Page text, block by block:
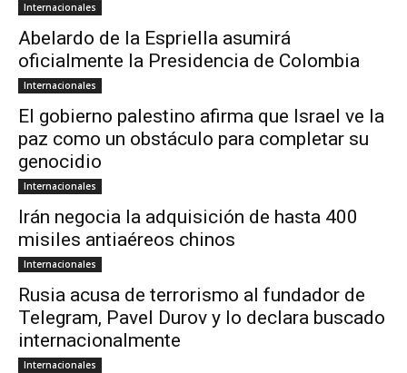
Internacionales
Abelardo de la Espriella asumirá
oficialmente la Presidencia de Colombia
Internacionales
El gobierno palestino afirma que Israel ve la
paz como un obstáculo para completar su
genocidio
Internacionales
Irán negocia la adquisición de hasta 400
misiles antiaéreos chinos
Internacionales
Rusia acusa de terrorismo al fundador de
Telegram, Pavel Durov y lo declara buscado
internacionalmente
Internacionales